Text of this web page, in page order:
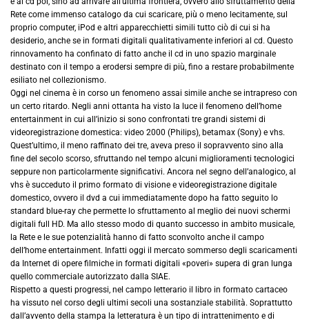
Rete come immenso catalogo da cui scaricare, più o meno lecitamente, sul
proprio computer, iPod e altri apparecchietti simili tutto ciò di cui si ha
desiderio, anche se in formati digitali qualitativamente inferiori al cd. Questo
rinnovamento ha confinato di fatto anche il cd in uno spazio marginale
destinato con il tempo a erodersi sempre di più, fino a restare probabilmente
esiliato nel collezionismo.
Oggi nel cinema è in corso un fenomeno assai simile anche se intrapreso con
un certo ritardo. Negli anni ottanta ha visto la luce il fenomeno dell’home
entertainment in cui all’inizio si sono confrontati tre grandi sistemi di
videoregistrazione domestica: video 2000 (Philips), betamax (Sony) e vhs.
Quest’ultimo, il meno raffinato dei tre, aveva preso il sopravvento sino alla
fine del secolo scorso, sfruttando nel tempo alcuni miglioramenti tecnologici
seppure non particolarmente significativi. Ancora nel segno dell’analogico, al
vhs è succeduto il primo formato di visione e videoregistrazione digitale
domestico, ovvero il dvd a cui immediatamente dopo ha fatto seguito lo
standard blue-ray che permette lo sfruttamento al meglio dei nuovi schermi
digitali full HD. Ma allo stesso modo di quanto successo in ambito musicale,
la Rete e le sue potenzialità hanno di fatto sconvolto anche il campo
dell’home entertainment. Infatti oggi il mercato sommerso degli scaricamenti
da Internet di opere filmiche in formati digitali «poveri» supera di gran lunga
quello commerciale autorizzato dalla SIAE.
Rispetto a questi progressi, nel campo letterario il libro in formato cartaceo
ha vissuto nel corso degli ultimi secoli una sostanziale stabilità. Soprattutto
dall’avvento della stampa la letteratura è un tipo di intrattenimento e di